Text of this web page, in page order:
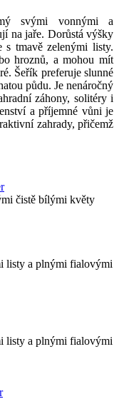
svými vonnými a
na jaře. Dorůstá výšky
tmavě zelenými listy.
hroznů, a mohou mít
Šeřík preferuje slunné
půdu. Je nenáročný
záhony, solitéry i
a příjemné vůni je
zahrady, přičemž
čistě bílými květy
listy a plnými fialovými
listy a plnými fialovými